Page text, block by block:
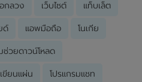
กลวง เว็บไซต์ แท็บเล็ต
ด์ แอพมือถือ โนเกีย
ช่วยดาวน์โหลด
ขียนแผ่น โปรแกรมแชท